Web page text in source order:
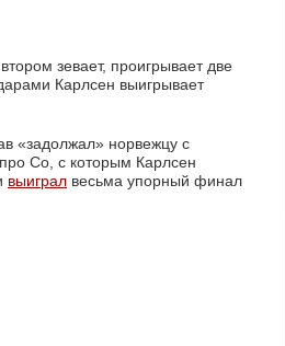
зевает, проигрывает две
Карлсен выигрывает
«задолжал» норвежцу с
Со, с которым Карлсен
выиграл весьма упорный финал